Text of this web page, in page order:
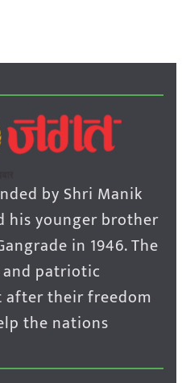
by Shri Manik
his younger brother
in 1946. The
patriotic
their freedom
the nations